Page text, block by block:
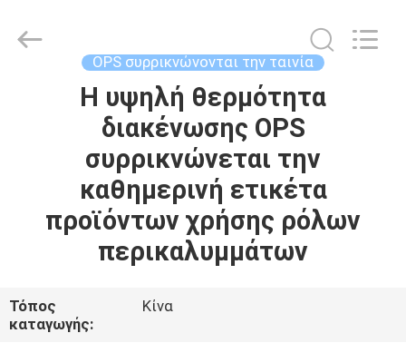
ΠΡΟΪΌΝΤΑ
ΒΊΝΤΕΟ
ΠΕΡΊΠΟΥ
ΕΜΕΊΣ
Packaging
OPS συρρικνώνονται την ταινία
Η υψηλή θερμότητα
διακένωσης OPS
συρρικνώνεται την
καθημερινή ετικέτα
προϊόντων χρήσης ρόλων
περικαλυμμάτων
Τόπος
καταγωγής:
Κίνα